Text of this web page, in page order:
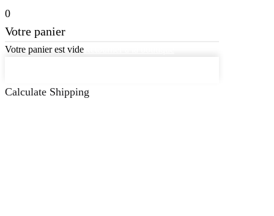
0
Votre panier
Votre panier est vide
Calculate Shipping